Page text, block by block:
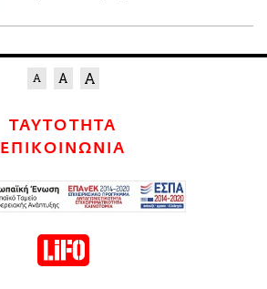
ΤΑΥΤΟΤΗΤΑ
ΕΠΙΚΟΙΝΩΝΙΑ